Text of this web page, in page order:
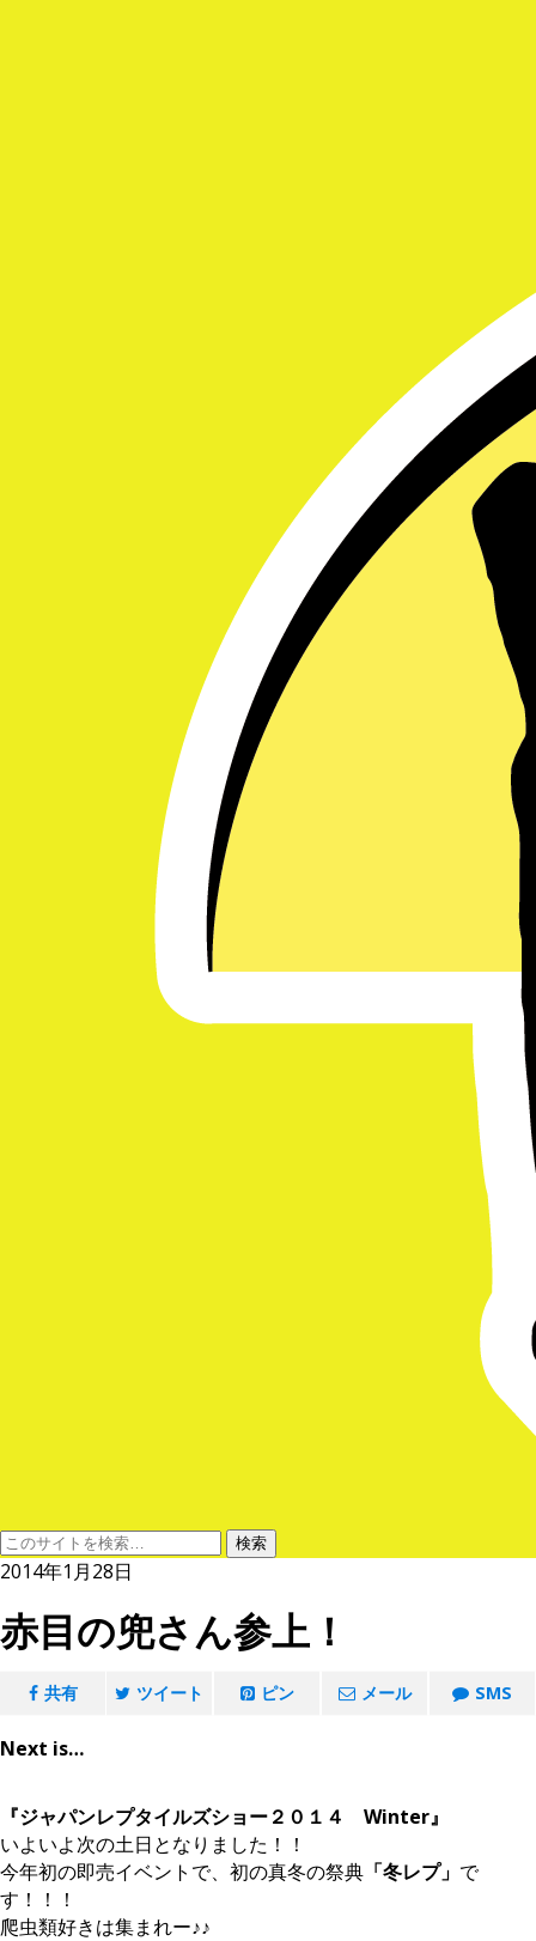
2014年1月28日
赤目の兜さん参上！
共有 ツイート ピン メール SMS
Next is…
『ジャパンレプタイルズショー２０１４ Winter』
いよいよ次の土日となりました！！
今年初の即売イベントで、初の真冬の祭典 「冬レプ」 で
す！！！
爬虫類好きは集まれー♪♪